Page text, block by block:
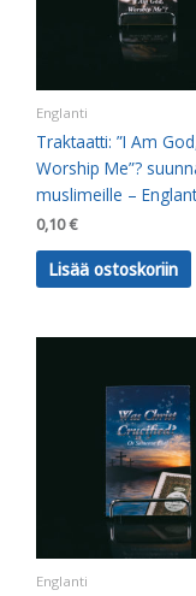
Englanti
Traktaatti: ”I Am
Worship Me”?
muslimeille –
0,10€
Lisää ostoskoriin
Englanti